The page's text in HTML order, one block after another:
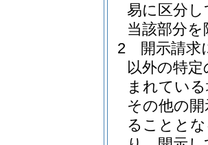
易に区分
当該部分
2
開示請求
以外の特
まれてい
その他の
ることと